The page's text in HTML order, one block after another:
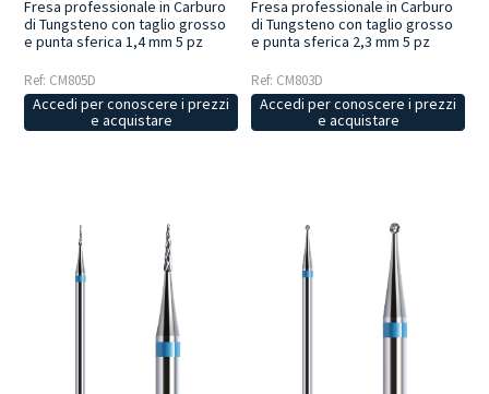
Fresa professionale in Carburo
di Tungsteno con taglio grosso
e punta sferica 1,4 mm 5 pz
Ref: CM805D
Accedi per conoscere i prezzi
e acquistare
Fresa professionale in Carburo
di Tungsteno con taglio grosso
e punta sferica 2,3 mm 5 pz
Ref: CM803D
Accedi per conoscere i prezzi
e acquistare